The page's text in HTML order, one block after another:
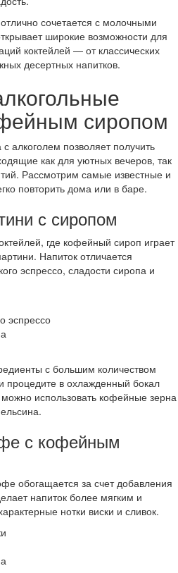
сочетается с молочными
широкие возможности для
коктейлей — от классических
десертных напитков.
сиропом
алкоголем позволяет получить
как для уютных вечеров, так
Рассмотрим самые известные и
повторить дома или в баре.
с сиропом
где кофейный сироп играет
Напиток отличается
эспрессо, сладости сиропа и
эспрессо
с большим количеством
процедите в охлажденный бокал
использовать кофейные зерна
с кофейным
обогащается за счет добавления
напиток более мягким и
нотки виски и сливок.